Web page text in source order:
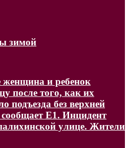
зимой
женщина и ребенок
после того, как их
подъезда без верхней
Е1. Инцидент
улице. Жители